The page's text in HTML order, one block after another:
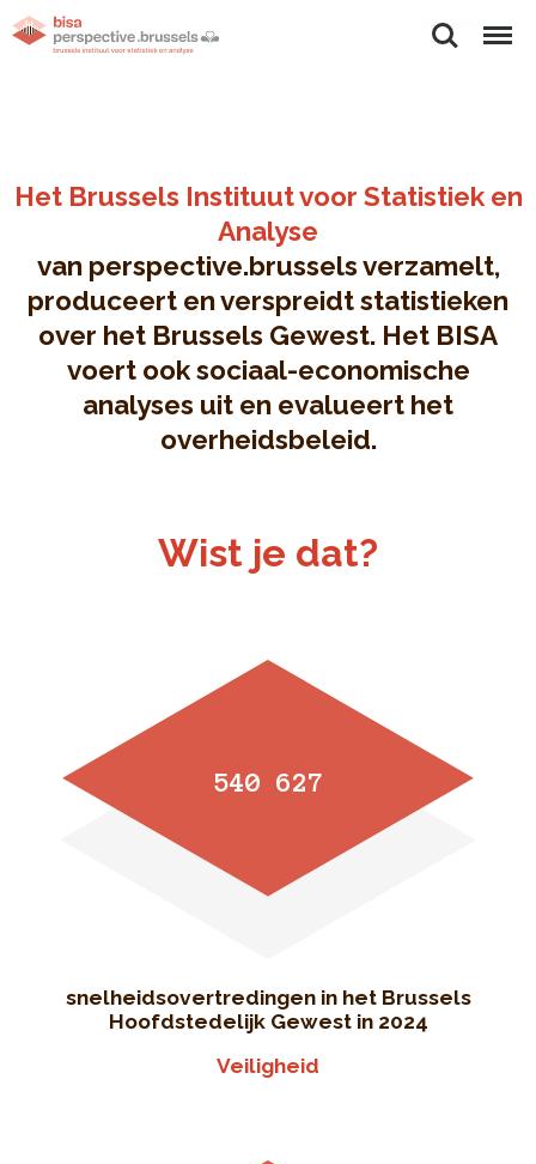
ZoekenMenu
Het Brussels Instituut voor Statistiek en
Analyse
van perspective.brussels verzamelt,
produceert en verspreidt statistieken
over het Brussels Gewest. Het BISA
voert ook sociaal-economische
analyses uit en evalueert het
overheidsbeleid.
Wist je dat?
540 627
snelheidsovertredingen in het Brussels
Hoofdstedelijk Gewest in 2024
Veiligheid